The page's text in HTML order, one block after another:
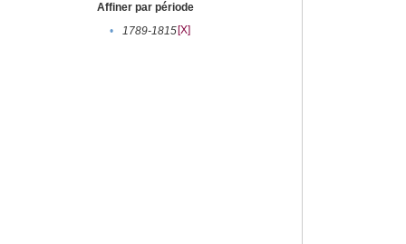
Affiner par période
•
1789-1815[X]